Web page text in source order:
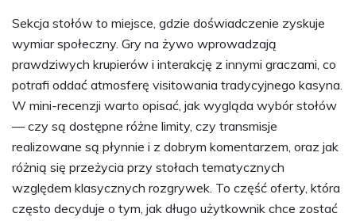
Sekcja stołów to miejsce, gdzie doświadczenie zyskuje
wymiar społeczny. Gry na żywo wprowadzają
prawdziwych krupierów i interakcję z innymi graczami, co
potrafi oddać atmosferę visitowania tradycyjnego kasyna.
W mini-recenzji warto opisać, jak wygląda wybór stołów
— czy są dostępne różne limity, czy transmisje
realizowane są płynnie i z dobrym komentarzem, oraz jak
różnią się przeżycia przy stołach tematycznych
względem klasycznych rozgrywek. To część oferty, która
często decyduje o tym, jak długo użytkownik chce zostać